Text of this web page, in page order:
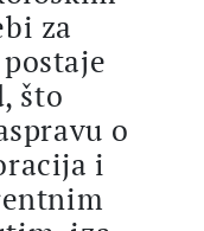
za
što
o
i